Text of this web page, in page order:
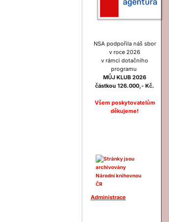
NSA podpořila náš sbor
v roce 2026
v rámci dotačního
programu
MŮJ KLUB 2026
částkou 126.000,- Kč.
Všem poskytovatelům
děkujeme!
Administrace